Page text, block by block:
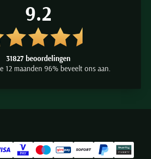
9.2
31827 beoordelingen
12 maanden 96% beveelt ons aan.